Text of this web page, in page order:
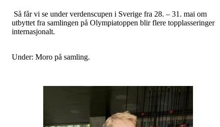
Så får vi se under verdenscupen i Sverige fra 28. – 31. mai om
utbyttet fra samlingen på Olympiatoppen blir flere topplasseringer
internasjonalt.
Under: Moro på samling.